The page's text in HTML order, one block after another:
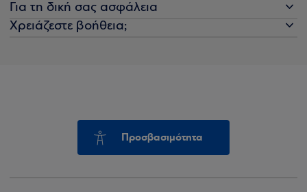
Για τη δική σας ασφάλεια
Χρειάζεστε βοήθεια;
Προσβασιμότητα